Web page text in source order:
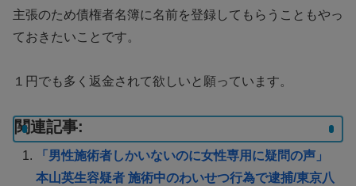
主張のため債権者名簿に名前を登録してもらうこともやっ
ておきたいことです。
１円でも多く返金されて欲しいと願っています。
関連記事:
「男性施術者しかいないのに女性専用に疑問の声」
本山英生容疑者 施術中のわいせつ行為で逮捕/東京八